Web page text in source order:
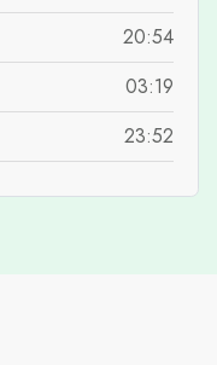
20:54
03:19
23:52